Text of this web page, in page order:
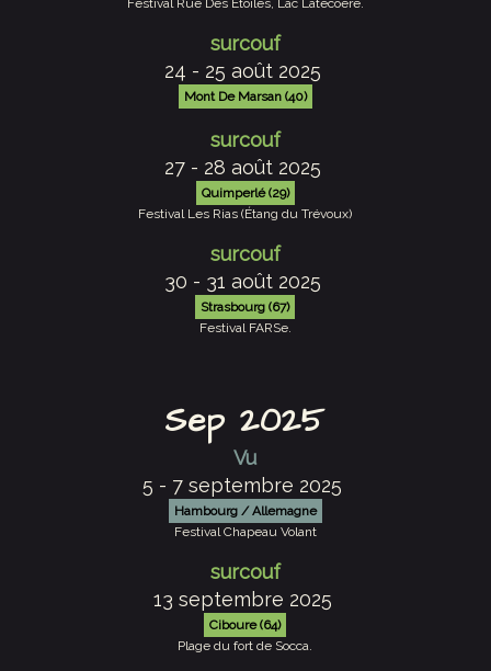
Festival Rue Des Étoiles, Lac Latécoère.
surcouf
24 - 25 août 2025
Mont De Marsan (40)
surcouf
27 - 28 août 2025
Quimperlé (29)
Festival Les Rias (Étang du Trévoux)
surcouf
30 - 31 août 2025
Strasbourg (67)
Festival FARSe.
Sep 2025
Vu
5 - 7 septembre 2025
Hambourg / Allemagne
Festival Chapeau Volant
surcouf
13 septembre 2025
Ciboure (64)
Plage du fort de Socca.